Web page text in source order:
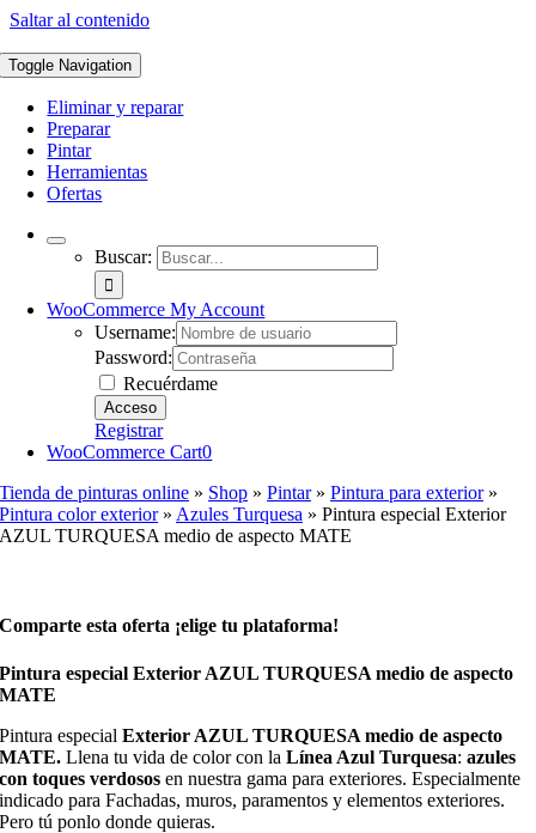
Saltar al contenido
Toggle Navigation
Eliminar y reparar
Preparar
Pintar
Herramientas
Ofertas
Buscar:
WooCommerce My Account
Username:
Password:
Recuérdame
Registrar
WooCommerce Cart0
Tienda de pinturas online » Shop »Pintar»Pintura para exterior»
Pintura color exterior» Azules Turquesa »Pintura especial Exterior
AZUL TURQUESA medio de aspecto MATE
Comparte esta oferta ¡elige tu plataforma!
Pintura especial Exterior AZUL TURQUESA medio de aspecto
MATE
Pintura especialExterior AZUL TURQUESA medio de aspecto
MATE. Llena tu vida de color con laLínea Azul Turquesa:azules
con toques verdososen nuestra gama para exteriores. Especialmente
indicado para Fachadas, muros, paramentos y elementos exteriores.
Pero tú ponlo donde quieras.